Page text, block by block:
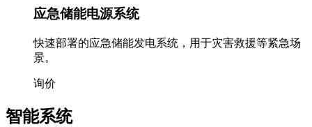
应急储能电源系统
快速部署的应急储能发电系统，用于灾害救援等紧急场
景。
询价
智能系统